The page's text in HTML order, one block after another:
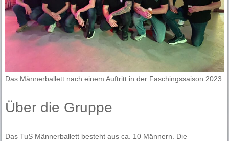
Das Männerballett nach einem Auftritt in der Faschingssaison 2023
Über die Gruppe
Das TuS Männerballett besteht aus ca. 10 Männern. Die